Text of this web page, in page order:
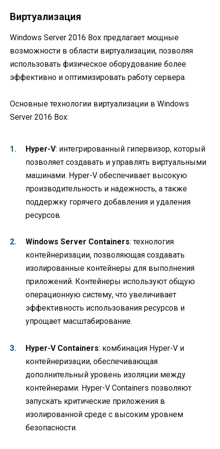
Виртуализация
Windows Server 2016 Box предлагает мощные
возможности в области виртуализации, позволяя
использовать физическое оборудование более
эффективно и оптимизировать работу сервера.
Основные технологии виртуализации в Windows
Server 2016 Box:
Hyper-V: интегрированный гипервизор, который
позволяет создавать и управлять виртуальными
машинами. Hyper-V обеспечивает высокую
производительность и надежность, а также
поддержку горячего добавления и удаления
ресурсов.
Windows Server Containers: технология
контейнеризации, позволяющая создавать
изолированные контейнеры для выполнения
приложений. Контейнеры используют общую
операционную систему, что увеличивает
эффективность использования ресурсов и
упрощает масштабирование.
Hyper-V Containers: комбинация Hyper-V и
контейнеризации, обеспечивающая
дополнительный уровень изоляции между
контейнерами. Hyper-V Containers позволяют
запускать критические приложения в
изолированной среде с высоким уровнем
безопасности.